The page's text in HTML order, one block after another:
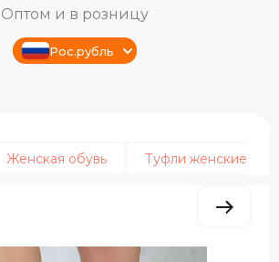
Оптом и в розницу
Рос.рубль
Женская обувь Туфли женские